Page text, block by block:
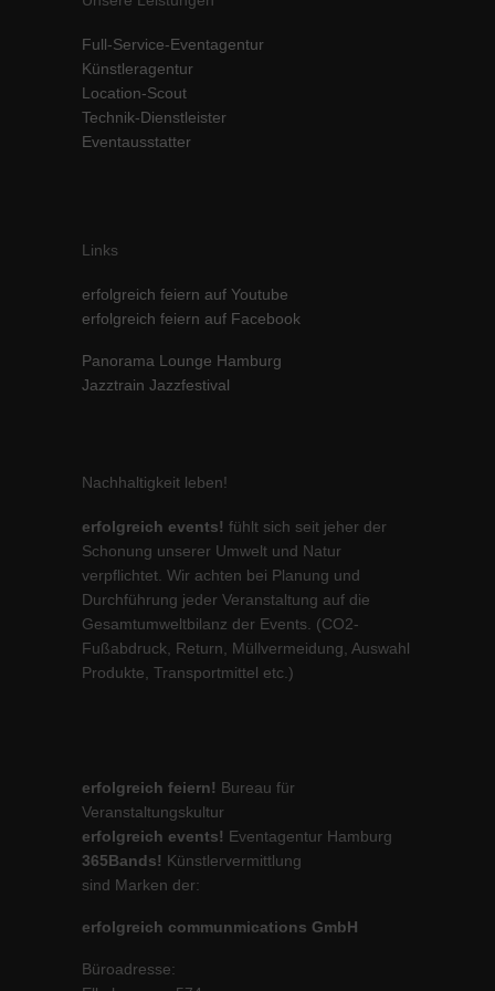
Full-Service-Eventagentur
Künstleragentur
Location-Scout
Technik-Dienstleister
Eventausstatter
Links
erfolgreich feiern auf Youtube
erfolgreich feiern auf Facebook
Panorama Lounge Hamburg
Jazztrain Jazzfestival
Nachhaltigkeit leben!
erfolgreich events! fühlt sich seit jeher der
Schonung unserer Umwelt und Natur
verpflichtet. Wir achten bei Planung und
Durchführung jeder Veranstaltung auf die
Gesamtumweltbilanz der Events. (CO2-
Fußabdruck, Return, Müllvermeidung, Auswahl
Produkte, Transportmittel etc.)
erfolgreich feiern! Bureau für
Veranstaltungskultur
erfolgreich events! Eventagentur Hamburg
365Bands! Künstlervermittlung
sind Marken der:
erfolgreich communmications GmbH
Büroadresse:
standardmäßig blockiert. Wenn Cookies von externen Medien akzeptiert
werden, bedarf der Zugriff auf diese Inhalte keiner manuellen Einwilligung
Cookie-Informationen anzeigen
powered by Borlabs Cookie